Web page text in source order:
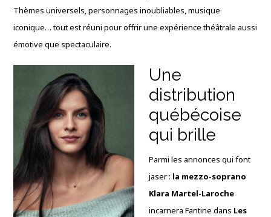
Thèmes universels, personnages inoubliables, musique
iconique… tout est réuni pour offrir une expérience théâtrale aussi
émotive que spectaculaire.
Une
distribution
québécoise
qui brille
Parmi les annonces qui font
jaser : la mezzo-soprano
Klara Martel-Laroche
incarnera Fantine dans Les